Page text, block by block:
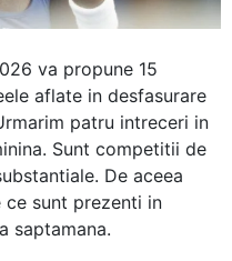
va propune 15
aflate in desfasurare
patru intreceri in
Sunt competitii de
De aceea
sunt prezenti in
saptamana.